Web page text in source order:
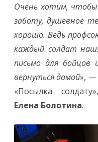
Очень хотим,
заботу, душевное
хорошо. Ведь
каждый солдат
письмо для бойцов
вернуться домой», —
«Посылка
Елена Болотина.